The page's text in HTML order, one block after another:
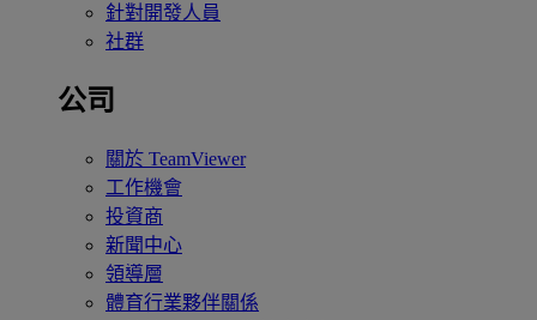
針對開發人員
社群
公司
關於 TeamViewer
工作機會
投資商
新聞中心
領導層
體育行業夥伴關係